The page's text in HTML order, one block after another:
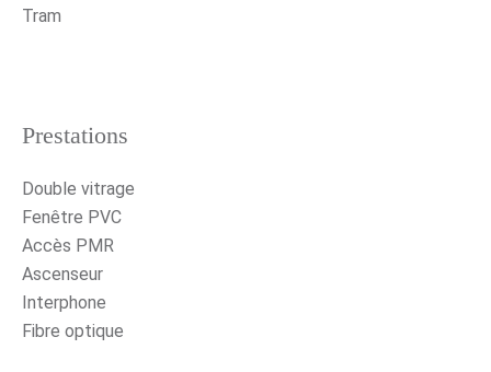
Tram
Prestations
Double vitrage
Fenêtre PVC
Accès PMR
Ascenseur
Interphone
Fibre optique